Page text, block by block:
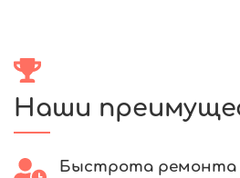
Наши
Быстрота ремонта